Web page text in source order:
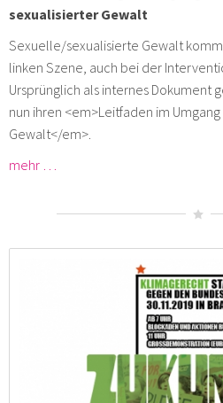
sexualisierter Gewalt
Sexuelle/sexualisierte Gewalt
linken Szene, auch bei der
Ursprünglich als internes Dokument
nun ihren <em>Leitfaden im
Gewalt</em>.
mehr …